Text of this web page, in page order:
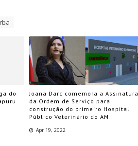
do
Joana Darc comemora a Assinatura
da Ordem de Serviço para
construção do primeiro Hospital
Público Veterinário do AM
Apr 19, 2022